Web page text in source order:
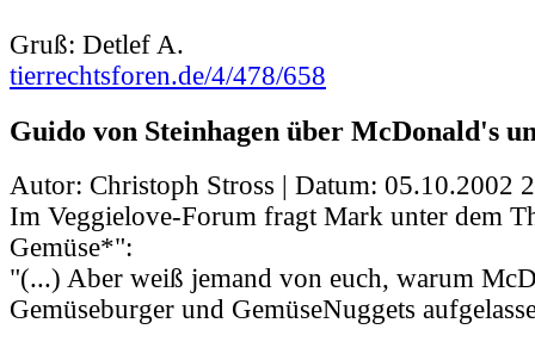
Gruß: Detlef A.
tierrechtsforen.de/4/478/658
Guido von Steinhagen über McDonald's
Autor: Christoph Stross | Datum: 05.10.2002
Im Veggielove-Forum fragt Mark unter dem
Gemüse*":
"(...) Aber weiß jemand von euch, warum
Gemüseburger und GemüseNuggets